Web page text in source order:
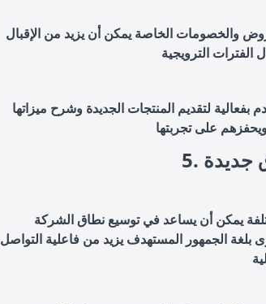
والخصومات الخاصة يمكن أن يزيد من الإقبال
لتقديم المنتجات الجديدة وشرح ميزاتها
جديدة
يمكن أن يساعد في توسيع نطاق الشركة
بلغة الجمهور المستهدف يزيد من فاعلية التواصل